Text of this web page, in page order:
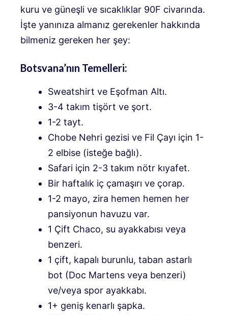
kuru ve güneşli ve sıcaklıklar 90F civarında.
İşte yanınıza almanız gerekenler hakkında
bilmeniz gereken her şey:
Botsvana’nın Temelleri:
Sweatshirt ve Eşofman Altı.
3-4 takım tişört ve şort.
1-2 tayt.
Chobe Nehri gezisi ve Fil Çayı için 1-
2 elbise (isteğe bağlı).
Safari için 2-3 takım nötr kıyafet.
Bir haftalık iç çamaşırı ve çorap.
1-2 mayo, zira hemen hemen her
pansiyonun havuzu var.
1 Çift Chaco, su ayakkabısı veya
benzeri.
1 çift, kapalı burunlu, taban astarlı
bot (Doc Martens veya benzeri)
ve/veya spor ayakkabı.
1+ geniş kenarlı şapka.